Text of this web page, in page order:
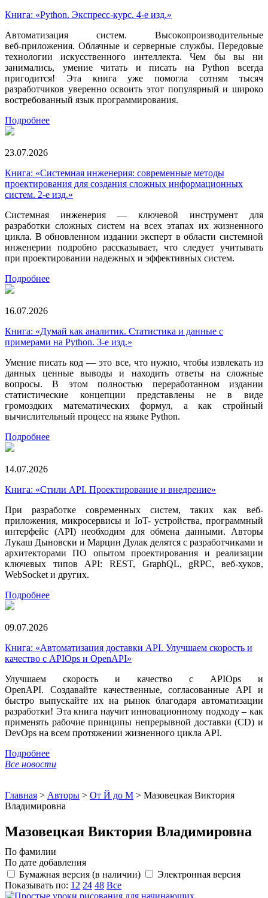
Книга: «Python. Экспресс‑курс. 4-е изд.»
Автоматизация систем. Высокопроизводительные
веб‑приложения. Облачные и серверные службы. Передовые
технологии искусственного интеллекта. Чем бы вы ни
занимались, умение читать и писать на Python всегда
пригодится! Эта книга уже помогла сотням тысяч
разработчиков уверенно освоить этот популярный и широко
востребованный язык программирования.
Подробнее
23.07.2026
Книга: «Системная инженерия: современные методы
проектирования для создания сложных информационных
систем. 2-е изд.»
Системная инженерия — ключевой инструмент для
разработки сложных систем на всех этапах их жизненного
цикла. В обновленном издании эксперт в области системной
инженерии подробно рассказывает, что следует учитывать
при проектировании надежных и эффективных систем.
Подробнее
16.07.2026
Книга: «Думай как аналитик. Статистика и данные с
примерами на Python. 3-е изд.»
Умение писать код — это все, что нужно, чтобы извлекать из
данных ценные выводы и находить ответы на сложные
вопросы. В этом полностью переработанном издании
статистические концепции представлены не в виде
громоздких математических формул, а как стройный
вычислительный процесс на языке Python.
Подробнее
14.07.2026
Книга: «Стили API. Проектирование и внедрение»
При разработке современных систем, таких как веб-
приложения, микросервисы и IoT- устройства, программный
интерфейс (API) необходим для обмена данными. Авторы
Лукаш Дыновски и Марцин Дулак делятся с разработчиками и
архитекторами ПО опытом проектирования и реализации
ключевых типов API: REST, GraphQL, gRPC, веб-хуков,
WebSocket и других.
Подробнее
09.07.2026
Книга: «Автоматизация доставки API. Улучшаем скорость и
качество с APIOps и OpenAPI»
Улучшаем скорость и качество с APIOps и
OpenAPI. Создавайте качественные, согласованные API и
быстро выпускайте их на рынок благодаря автоматизации
разработки! Эта книга научит инновационному подходу – как
применять рабочие принципы непрерывной доставки (CD) и
DevOps на всем протяжении жизненного цикла API.
Подробнее
Все новости
Главная > Авторы > От Й до М > Мазовецкая Виктория
Владимировна
Мазовецкая Виктория Владимировна
По фамилии
По дате добавления
Бумажная версия (в наличии)
Электронная версия
Показывать по: 12 24 48 Все